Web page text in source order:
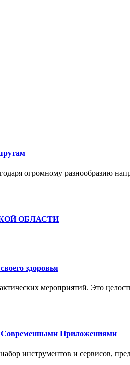
огромному разнообразию
ОБЛАСТИ
здоровья
мероприятий. Это
Современными Приложениями
инструментов и сервисов,